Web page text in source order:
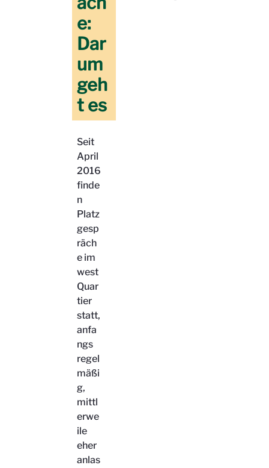
e:
Dar
um
geh
t es
Seit
April
2016
finde
n
Platz
gesp
räch
e im
west
Quar
tier
statt,
anfa
ngs
regel
mäßi
g,
mittl
erwe
ile
eher
anlas